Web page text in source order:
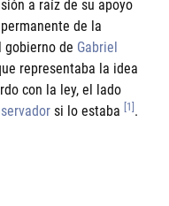
a raíz de su apoyo
de la
gobierno de Gabriel
representaba la idea
con la ley, el lado
si lo estaba [1] .